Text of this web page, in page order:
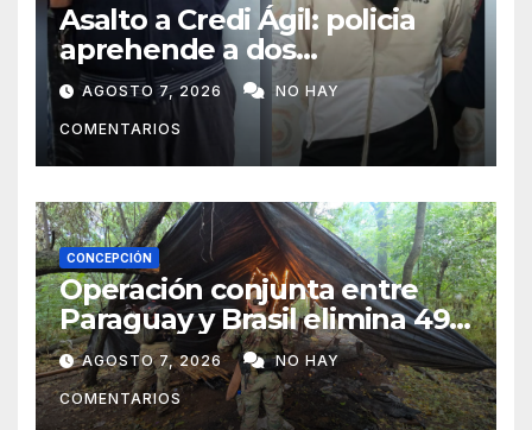
Asalto a Credi Ágil: policia
aprehende a dos
sospechosos e incauta
evidencias en Concepción
AGOSTO 7, 2026 NO HAY
COMENTARIOS
CONCEPCIÓN
Operación conjunta entre
Paraguay y Brasil elimina 498
toneladas de marihuana en
Amambay
AGOSTO 7, 2026 NO HAY
COMENTARIOS